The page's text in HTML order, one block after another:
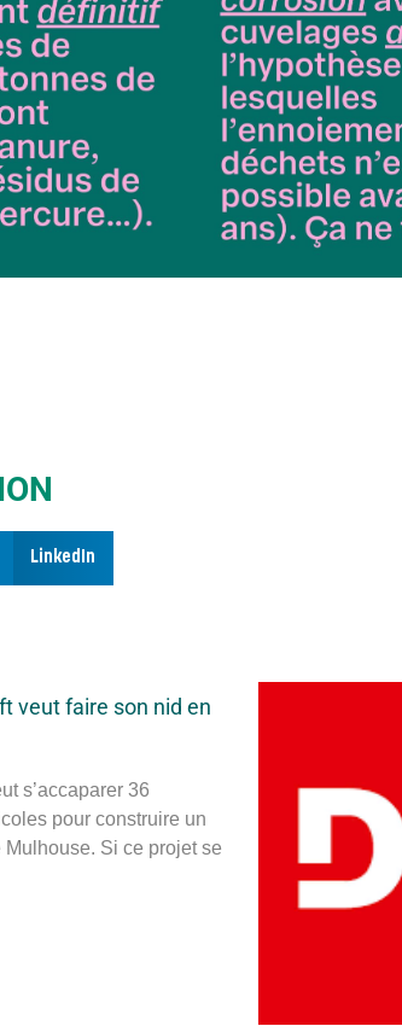
LinkedIn
veut faire son nid en
s’accaparer 36
pour construire un
Si ce projet se